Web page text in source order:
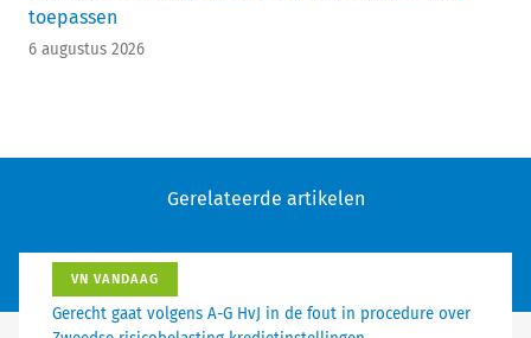
toepassen
6 augustus 2026
Gerelateerde artikelen
VN VANDAAG
Gerecht gaat volgens A-G HvJ in de fout in procedure over